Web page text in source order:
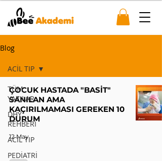
Blog
TÜM
YAZILAR
DHY
REHBERİ
ACİL TIP
PEDİATRİ
ACİL TIP
ÇOCUK HASTADA "BASİT"
SANILAN AMA
KAÇIRILMAMASI GEREKEN 10
DURUM
12 May